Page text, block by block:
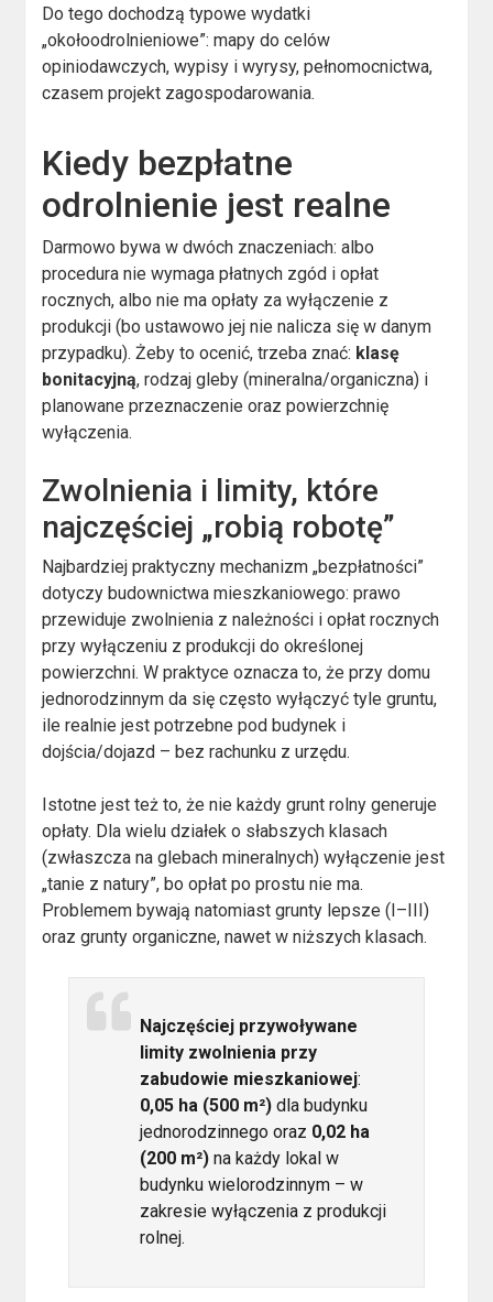
Do tego dochodzą typowe wydatki
„okołoodrolnieniowe”: mapy do celów
opiniodawczych, wypisy i wyrysy, pełnomocnictwa,
czasem projekt zagospodarowania.
Kiedy bezpłatne
odrolnienie jest realne
Darmowo bywa w dwóch znaczeniach: albo
procedura nie wymaga płatnych zgód i opłat
rocznych, albo nie ma opłaty za wyłączenie z
produkcji (bo ustawowo jej nie nalicza się w danym
przypadku). Żeby to ocenić, trzeba znać: klasę
bonitacyjną, rodzaj gleby (mineralna/organiczna) i
planowane przeznaczenie oraz powierzchnię
wyłączenia.
Zwolnienia i limity, które
najczęściej „robią robotę”
Najbardziej praktyczny mechanizm „bezpłatności”
dotyczy budownictwa mieszkaniowego: prawo
przewiduje zwolnienia z należności i opłat rocznych
przy wyłączeniu z produkcji do określonej
powierzchni. W praktyce oznacza to, że przy domu
jednorodzinnym da się często wyłączyć tyle gruntu,
ile realnie jest potrzebne pod budynek i
dojścia/dojazd – bez rachunku z urzędu.
Istotne jest też to, że nie każdy grunt rolny generuje
opłaty. Dla wielu działek o słabszych klasach
(zwłaszcza na glebach mineralnych) wyłączenie jest
„tanie z natury”, bo opłat po prostu nie ma.
Problemem bywają natomiast grunty lepsze (I–III)
oraz grunty organiczne, nawet w niższych klasach.
Najczęściej przywoływane
limity zwolnienia przy
zabudowie mieszkaniowej:
0,05 ha (500 m²) dla budynku
jednorodzinnego oraz 0,02 ha
(200 m²) na każdy lokal w
budynku wielorodzinnym – w
zakresie wyłączenia z produkcji
rolnej.